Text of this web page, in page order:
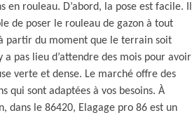
en rouleau. D’abord, la pose est facile. Il
de poser le rouleau de gazon à tout
partir du moment que le terrain soit
a pas lieu d’attendre des mois pour avoir
verte et dense. Le marché offre des
qui sont adaptées à vos besoins. À
dans le 86420, Elagage pro 86 est un